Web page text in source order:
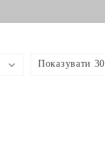
Показувати 30